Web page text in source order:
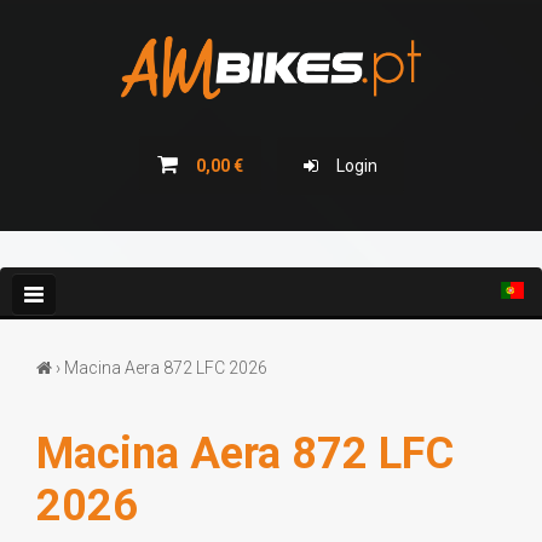
0,00 € Login
BICICLETAS
BLOG
GRADES E BIDONS
ACESSÓRIOS/COMPONENTES CARBONO
› Macina Aera 872 LFC 2026
Macina Aera 872 LFC
2026